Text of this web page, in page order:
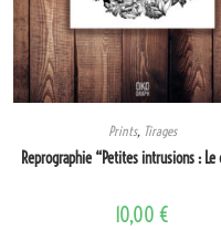
Prints, Tirages
Reprographie “Petites intrusions : Le
10,00 €